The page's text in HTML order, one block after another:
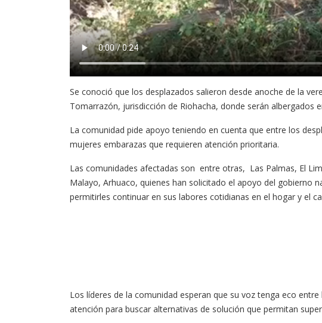
Se conoció que los desplazados salieron desde anoche de la
Tomarrazón, jurisdicción de Riohacha, donde serán albergados
La comunidad pide apoyo teniendo en cuenta que entre los
mujeres embarazas que requieren atención prioritaria.
Las comunidades afectadas son entre otras, Las Palmas, El
Malayo, Arhuaco, quienes han solicitado el apoyo del gobierno
permitirles continuar en sus labores cotidianas en el hogar y el
Los líderes de la comunidad esperan que su voz tenga eco
atención para buscar alternativas de solución que permitan